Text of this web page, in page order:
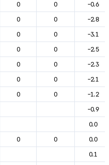
0 0
-0.6
0 0
-2.8
0 0
-3.1
0 0
-2.5
0 0
-2.3
0 0
-2.1
0 0
-1.2
-0.9
0.0
0 0
0.0
0.1